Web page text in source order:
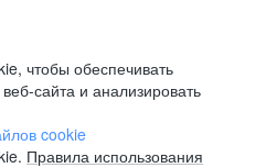
чтобы обеспечивать
сайта и анализировать
cookie
Правила использования